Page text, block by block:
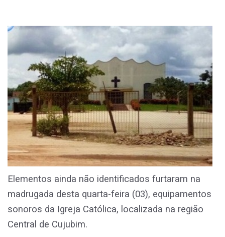
Elementos ainda não identificados furtaram na
madrugada desta quarta-feira (03), equipamentos
sonoros da Igreja Católica, localizada na região
Central de Cujubim.